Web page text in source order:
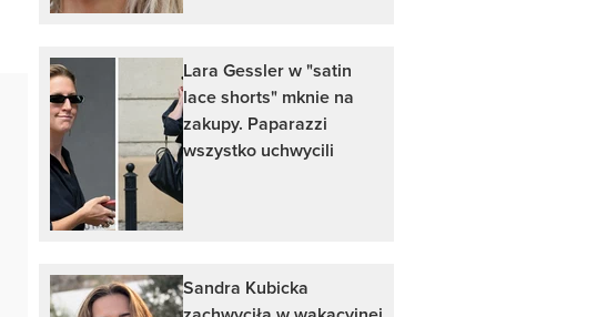
Lara Gessler w "satin
lace shorts" mknie na
zakupy. Paparazzi
wszystko uchwycili
Sandra Kubicka